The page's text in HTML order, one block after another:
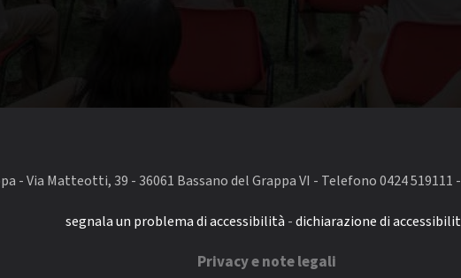
- Via Matteotti, 39 - 36061 Bassano del Grappa VI - Telefono 0424
segnala un problema di accessibilità -dichiarazione di
Privacy e note legali